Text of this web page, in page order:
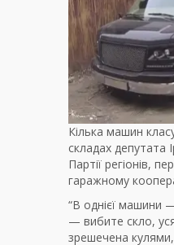
Кілька машин
складах депутата
Партії регіонів,
гаражному
“В однієї машини
— вибите скло,
зрешечена